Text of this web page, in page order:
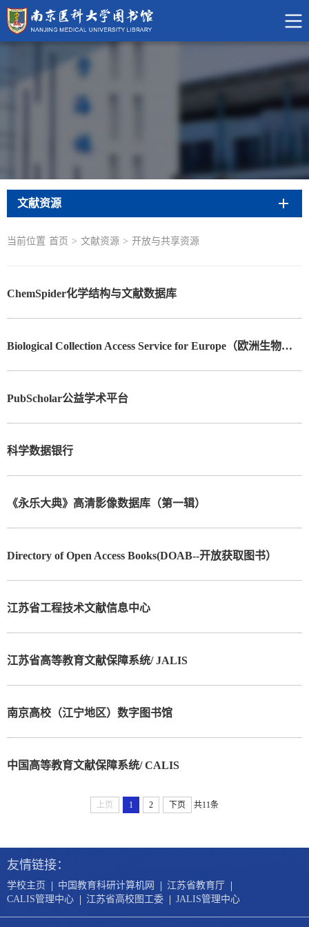
文献资源
当前位置 首页 > 文献资源 > 开放与共享资源
ChemSpider化学结构与文献数据库
Biological Collection Access Service for Europe（欧洲生物标本库接入服务系统）
PubScholar公益学术平台
科学数据银行
《永乐大典》高清影像数据库（第一辑）
Directory of Open Access Books(DOAB--开放获取图书）
江苏省工程技术文献信息中心
江苏省高等教育文献保障系统/ JALIS
南京高校（江宁地区）数字图书馆
中国高等教育文献保障系统/ CALIS
上页 1 2 下页 共11条
友情链接：
学校主页 | 中国教育科研计算机网 | 江苏省教育厅 |
CALIS管理中心 | 江苏省高校图工委 | JALIS管理中心